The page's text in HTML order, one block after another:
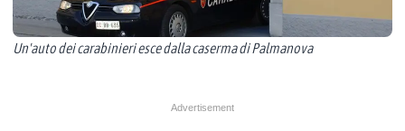
Un'auto dei carabinieri esce dalla caserma di Palmanova